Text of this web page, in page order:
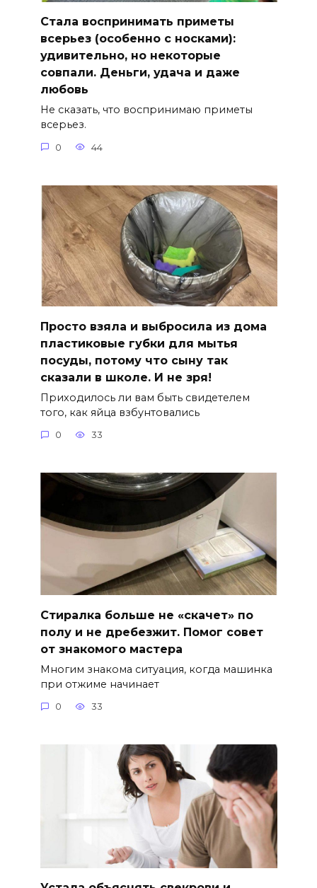
Стала воспринимать приметы
всерьез (особенно с носками):
удивительно, но некоторые
совпали. Деньги, удача и даже
любовь
Не сказать, что воспринимаю приметы
всерьез.
0 44
Просто взяла и выбросила из дома
пластиковые губки для мытья
посуды, потому что сыну так
сказали в школе. И не зря!
Приходилось ли вам быть свидетелем
того, как яйца взбунтовались
0 33
Стиралка больше не «скачет» по
полу и не дребезжит. Помог совет
от знакомого мастера
Многим знакома ситуация, когда машинка
при отжиме начинает
0 33